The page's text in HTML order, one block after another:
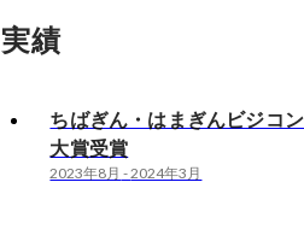
実績
ちばぎん・はまぎんビジコ
大賞受賞
2023年8月 -2024年3月